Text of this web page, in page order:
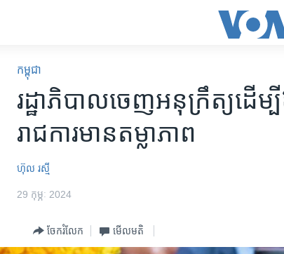
កម្ពុជា
រដ្ឋាភិបាលចេញអនុក្រឹត្យដើម្បី
រាជការមានតម្លាភាព
ហ៊ុល រស្មី
29 កុម្ភៈ 2024
ចែករំលែក មើល​មតិ